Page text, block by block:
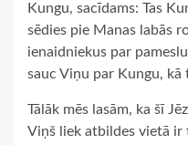
Kungu, sacīdams: Tas
sēdies pie Manas labās
ienaidniekus par
sauc Viņu par Kungu, kā
Tālāk mēs lasām, ka šī
Viņš liek atbildes vietā ir